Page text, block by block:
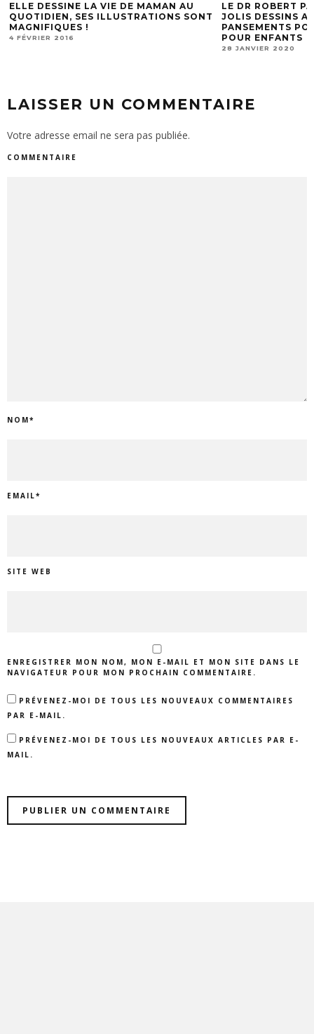
LE DR ROBERT PARRY DESSINE DE
JOLIS DESSINS ANIMÉS SUR DES
PANSEMENTS POSTOPÉRATOIRES
POUR ENFANTS
BURGER KING
POUR
MAISON .
30 MARS 2020
LAISSER UN COMMENTAIRE
Votre adresse email ne sera pas publiée.
COMMENTAIRE
NOM*
EMAIL*
SITE WEB
ENREGISTRER MON NOM, MON E-MAIL ET MON SITE DANS LE
NAVIGATEUR POUR MON PROCHAIN COMMENTAIRE.
PRÉVENEZ-MOI DE TOUS LES NOUVEAUX COMMENTAIRES
PAR E-MAIL.
PRÉVENEZ-MOI DE TOUS LES NOUVEAUX ARTICLES PAR E-
MAIL.